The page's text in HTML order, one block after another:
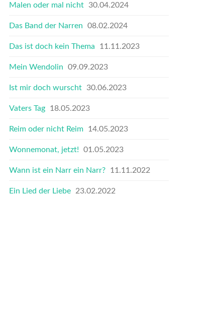
Malen oder mal nicht 30.04.2024
Das Band der Narren 08.02.2024
Das ist doch kein Thema 11.11.2023
Mein Wendolin 09.09.2023
Ist mir doch wurscht 30.06.2023
Vaters Tag 18.05.2023
Reim oder nicht Reim 14.05.2023
Wonnemonat, jetzt! 01.05.2023
Wann ist ein Narr ein Narr? 11.11.2022
Ein Lied der Liebe 23.02.2022